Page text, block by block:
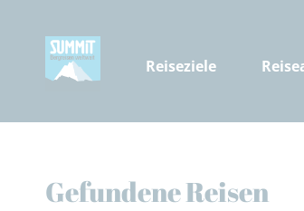
Reiseziele
Gefundene Reisen